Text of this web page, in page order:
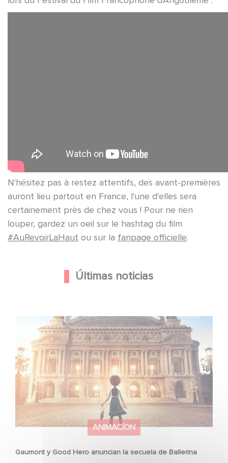
N'hésitez pas à restez attentifs, des avant-premières
auront lieu partout en France, l'une d'elles sera
certainement près de chez vous ! Pour ne rien
louper, gardez un oeil sur le hashtag du film
#AuRevoirLaHaut ou sur la fanpage officielle.
Últimas noticias
ANIMACÍON
Gaumont y Good Hero anuncian la secuela de Ballerina
Gaumont y Good Hero anuncian la secuela de Ballerina